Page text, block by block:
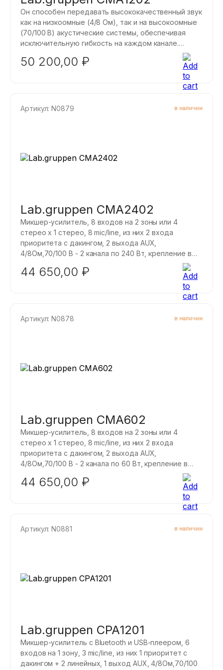
Он способен передавать высококачественный звук
как на низкоомные (4/8 Ом), так и на высокоомные
(70/100 В) акустические системы, обеспечивая
исключительную гибкость на каждом канале.
Lab.gruppen CMA1202 микшер-усилитель, 8 входов
на 2 зоны или 4 стерео x 1 стерео, 8 mic/line, из них
2 входа приоритета с дакингом, 2 выхода AUX,
4/8Ом,70/100 B - 2 канала по 120 Вт, крепление в
50 200,00 ₽
Артикул: N0879 в наличии
Lab.gruppen CMA2402
Микшер-усилитель, 8 входов на 2 зоны или 4
стерео x 1 стерео, 8 mic/line, из них 2 входа
приоритета с дакингом, 2 выхода AUX,
4/8Ом,70/100 B - 2 канала по 240 Вт, крепление в
44 650,00 ₽
Артикул: N0878 в наличии
Lab.gruppen CMA602
Микшер-усилитель, 8 входов на 2 зоны или 4
стерео x 1 стерео, 8 mic/line, из них 2 входа
приоритета с дакингом, 2 выхода AUX,
4/8Ом,70/100 B - 2 канала по 60 Вт, крепление в
44 650,00 ₽
Артикул: N0881 в наличии
Lab.gruppen CPA1201
Микшер-усилитель с Bluetooth и USB-плеером, 6
входов на 1 зону, 3 mic/line, из них 1 приоритет с
дакингом + 2 линейных, 1 выход AUX, 4/8Ом,70/100